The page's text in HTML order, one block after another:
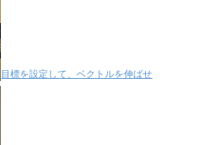
目標を設定して、ベクトルを伸ばせ